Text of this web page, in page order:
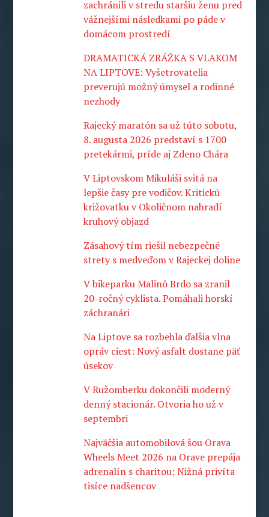
zachránili v stredu staršiu ženu pred
vážnejšími následkami po páde v
domácom prostredí
DRAMATICKÁ ZRÁŽKA S VLAKOM
NA LIPTOVE: Vyšetrovatelia
preverujú možný úmysel a rodinné
nezhody
Rajecký maratón sa už túto sobotu,
8. augusta 2026 predstaví s 1700
pretekármi, príde aj Zdeno Chára
V Liptovskom Mikuláši svitá na
lepšie časy pre vodičov. Kritickú
križovatku v Okoličnom nahradí
kruhový objazd
Zásahový tím riešil nebezpečné
strety s medveďom v Rajeckej doline
V bikeparku Malinô Brdo sa zranil
20-ročný cyklista. Pomáhali horskí
záchranári
Na Liptove sa rozbehla ďalšia vlna
opráv ciest: Nový asfalt dostane päť
úsekov
V Ružomberku dokončili moderný
denný stacionár. Otvoria ho už v
septembri
Najväčšia automobilová šou Orava
Wheels Meet 2026 na Orave prepája
adrenalín s charitou: Nižná privíta
tisíce nadšencov